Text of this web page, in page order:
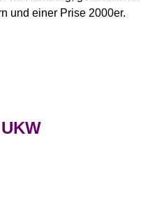
und einer Prise 2000er.